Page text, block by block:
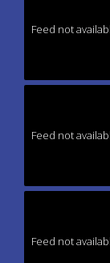
Feed not
Feed not
Feed not